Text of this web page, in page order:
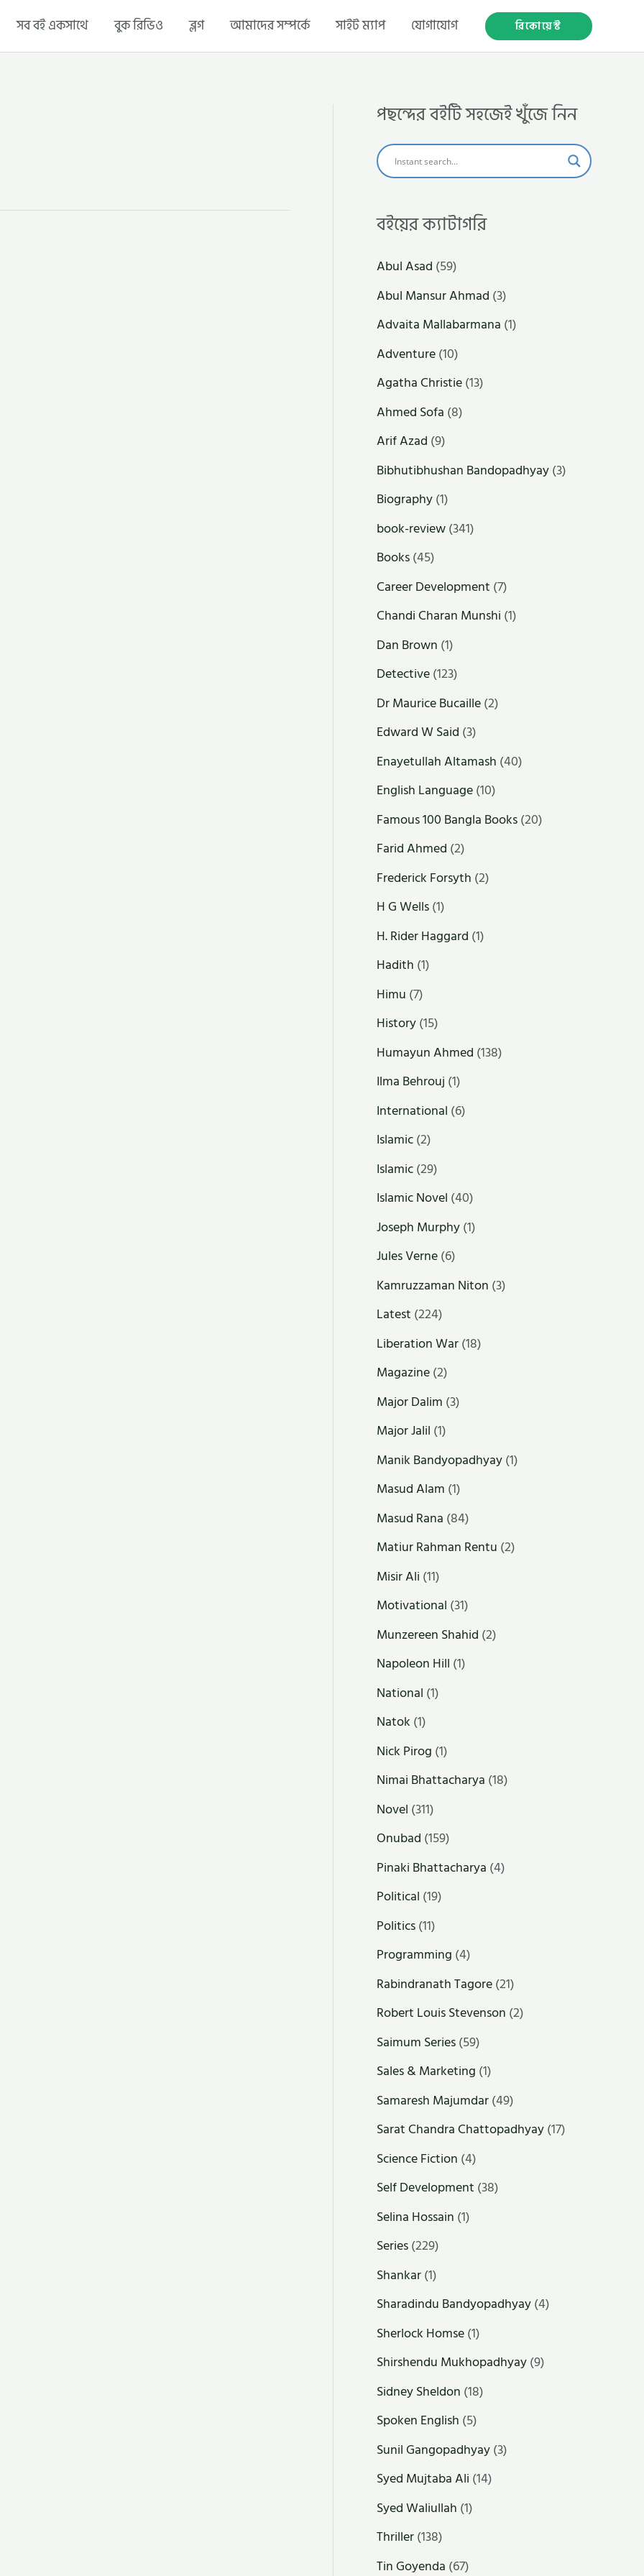
সব বই একসাথে বুক রিভিও ব্লগ আমাদের সম্পর্কে সাইট ম্যাপ যোগাযোগ রিকোয়েস্ট
পছন্দের বইটি সহজেই খুঁজে নিন
বইয়ের ক্যাটাগরি
Abul Asad (59)
Abul Mansur Ahmad (3)
Advaita Mallabarmana (1)
Adventure(10)
Agatha Christie(13)
Ahmed Sofa (8)
Arif Azad (9)
Bibhutibhushan Bandopadhyay(3)
Biography(1)
book-review(341)
Books(45)
Career Development (7)
Chandi Charan Munshi (1)
Dan Brown (1)
Detective(123)
Dr Maurice Bucaille(2)
Edward W Said (3)
Enayetullah Altamash (40)
English Language(10)
Famous 100 Bangla Books(20)
Farid Ahmed (2)
Frederick Forsyth (2)
H G Wells(1)
H. Rider Haggard (1)
Hadith (1)
Himu (7)
History(15)
Humayun Ahmed (138)
Ilma Behrouj (1)
International (6)
Islamic(2)
Islamic(29)
Islamic Novel (40)
Joseph Murphy(1)
Jules Verne(6)
Kamruzzaman Niton (3)
Latest (224)
Liberation War(18)
Magazine(2)
Major Dalim (3)
Major Jalil (1)
Manik Bandyopadhyay(1)
Masud Alam (1)
Masud Rana (84)
Matiur Rahman Rentu (2)
Misir Ali (11)
Motivational (31)
Munzereen Shahid (2)
Napoleon Hill (1)
National (1)
Natok (1)
Nick Pirog (1)
Nimai Bhattacharya (18)
Novel (311)
Onubad (159)
Pinaki Bhattacharya (4)
Political (19)
Politics(11)
Programming (4)
Rabindranath Tagore(21)
Robert Louis Stevenson (2)
Saimum Series(59)
Sales & Marketing (1)
Samaresh Majumdar(49)
Sarat Chandra Chattopadhyay(17)
Science Fiction (4)
Self Development (38)
Selina Hossain (1)
Series(229)
Shankar(1)
Sharadindu Bandyopadhyay(4)
Sherlock Homse(1)
Shirshendu Mukhopadhyay(9)
Sidney Sheldon (18)
Spoken English (5)
Sunil Gangopadhyay(3)
Syed Mujtaba Ali (14)
Syed Waliullah (1)
Thriller(138)
Tin Goyenda (67)